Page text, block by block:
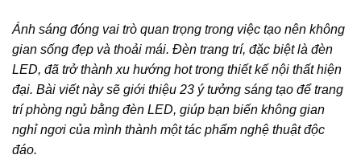
Ánh sáng đóng vai trò quan trọng trong việc tạo nên không
gian sống đẹp và thoải mái. Đèn trang trí, đặc biệt là đèn
LED, đã trở thành xu hướng hot trong thiết kế nội thất hiện
đại. Bài viết này sẽ giới thiệu 23 ý tưởng sáng tạo để trang
trí phòng ngủ bằng đèn LED, giúp bạn biến không gian
nghỉ ngơi của mình thành một tác phẩm nghệ thuật độc
đáo.